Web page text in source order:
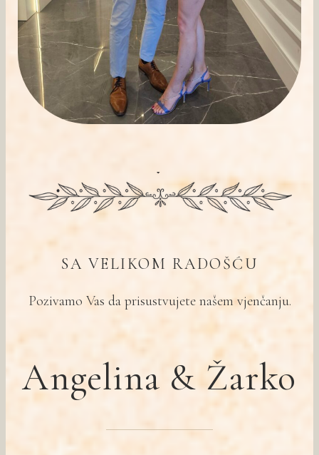
SA VELIKOM RADOŠĆU
Pozivamo Vas da prisustvujete našem vjenčanju.
Angelina & Žarko